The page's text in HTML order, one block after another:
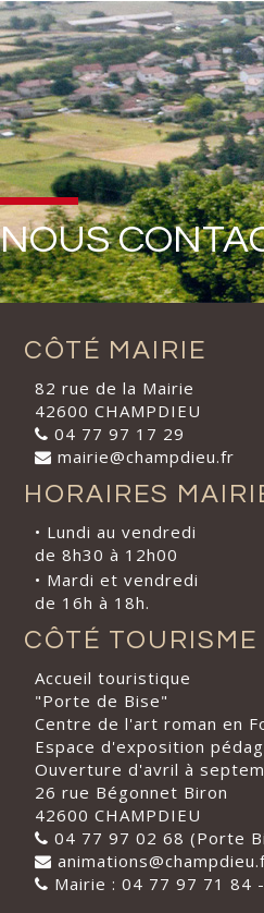
NOUS
CÔTÉ MAIRIE
82 rue de la Mairie
42600 CHAMPDIEU
04 77 97 17 29
mairie@champdieu.fr
HORAIRES
• Lundi au vendredi
de 8h30 à 12h00
• Mardi et vendredi
de 16h à 18h.
CÔTÉ TOURISME
Accueil touristique
"Porte de Bise"
Centre de l'art roman en
Espace d'exposition
Ouverture d'avril à
26 rue Bégonnet Biron
42600 CHAMPDIEU
04 77 97 02 68 (Porte
Mairie : 04 77 97 71 84